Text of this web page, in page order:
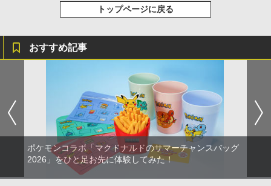
トップページに戻る
おすすめ記事
ポケモンコラボ「マクドナルドのサマーチャンスバッグ
2026」をひと足お先に体験してみた！